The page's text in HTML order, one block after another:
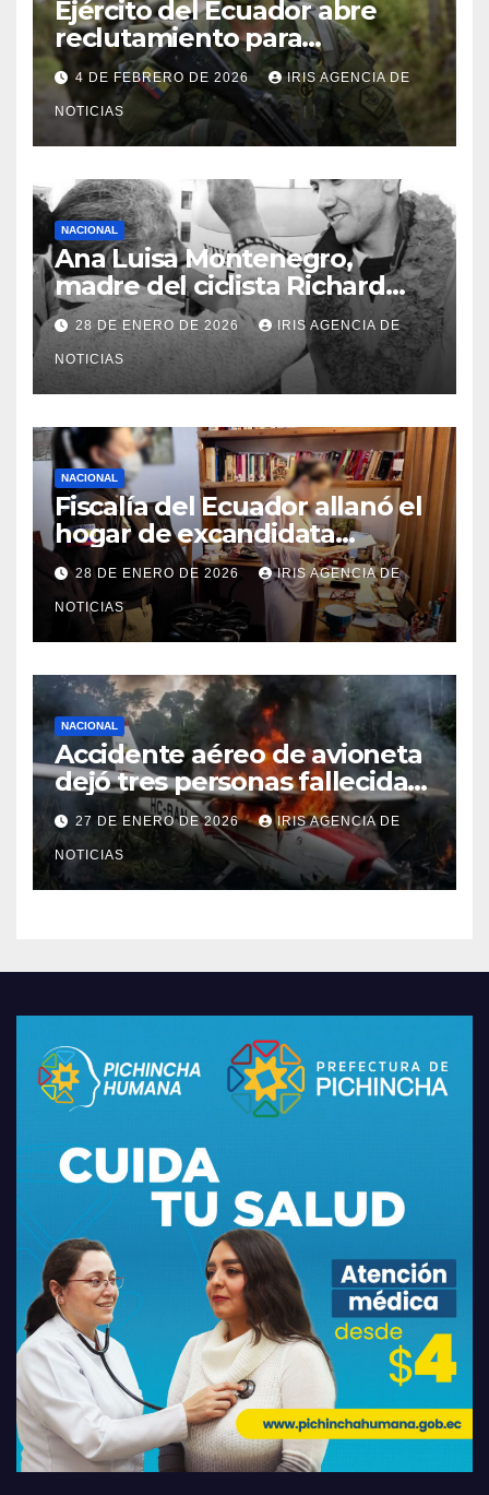
Ejército del Ecuador abre
reclutamiento para
bachilleres a partir de este
viernes 6 de febrero
4 DE FEBRERO DE 2026 IRIS AGENCIA DE
NOTICIAS
NACIONAL
Ana Luisa Montenegro,
madre del ciclista Richard
Carapaz falleció en Tulcán, a
los 73 años
28 DE ENERO DE 2026 IRIS AGENCIA DE
NOTICIAS
NACIONAL
Fiscalía del Ecuador allanó el
hogar de excandidata
presidencial vinculada al caso
Caja Chica
28 DE ENERO DE 2026 IRIS AGENCIA DE
NOTICIAS
NACIONAL
Accidente aéreo de avioneta
dejó tres personas fallecidas
en provincia de Morona
Santiago
27 DE ENERO DE 2026 IRIS AGENCIA DE
NOTICIAS